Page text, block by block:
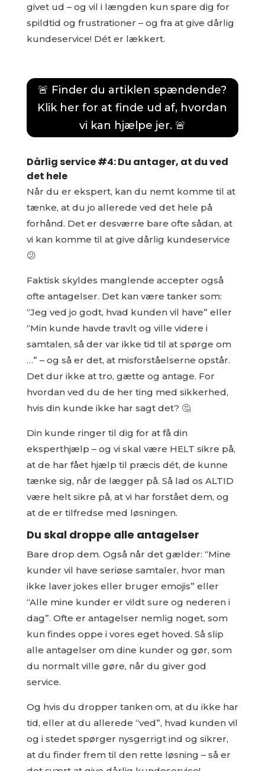
givet ud – og vil i længden kun spare dig for
spildtid og frustrationer – og fra at give dårlig
kundeservice! Dét er lækkert.
🚨 Finder du artiklen spændende?
Klik her for at finde ud af, hvordan
vi kan hjælpe jer. 🚨
Dårlig service #4: Du antager, at du ved
det hele
Når du er ekspert, kan du nemt komme til at
tænke, at du jo allerede ved det hele på
forhånd. Det er desværre bare ofte sådan, at
vi kan komme til at give dårlig kundeservice
😕
Faktisk skyldes manglende accepter også
ofte antagelser. Det kan være tanker som:
“Jeg ved jo godt, hvad kunden vil have” eller
“Min kunde havde travlt og ville videre i
samtalen, så der var ikke tid til at spørge om
…” – og så er det, at misforståelserne opstår.
Det dur ikke at tro, gætte og antage. For
hvordan ved du de her ting med sikkerhed,
hvis din kunde ikke har sagt det? 🤔
Din kunde ringer til dig for at få din
eksperthjælp – og vi skal være HELT sikre på,
at de har fået hjælp til præcis dét, de kunne
tænke sig, når de lægger på. Så lad os ALTID
være helt sikre på, at vi har forstået dem, og
at de er tilfredse med løsningen.
Du skal droppe alle antagelser
Bare drop dem. Også når det gælder: “Mine
kunder vil have seriøse samtaler, hvor man
ikke laver jokes eller bruger emojis” eller
“Alle mine kunder er vildt sure og nederen i
dag”. Ofte er antagelser nemlig noget, som
kun findes oppe i vores eget hoved. Så slip
alle antagelser om dine kunder og gør, som
du normalt ville gøre, når du giver god
service.
Og hvis du dropper tanken om, at du ikke har
tid, eller at du allerede “ved”, hvad kunden vil
og i stedet spørger nysgerrigt ind og sikrer,
at du finder frem til den rette løsning – så er